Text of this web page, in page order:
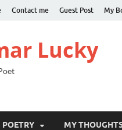
Contact me Guest Post My
Lucky
POETRY MY